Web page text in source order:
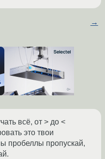
→
всё, от > до <
это твои
пробеллы пропускай,